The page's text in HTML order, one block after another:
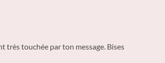
très touchée par ton message. Bises